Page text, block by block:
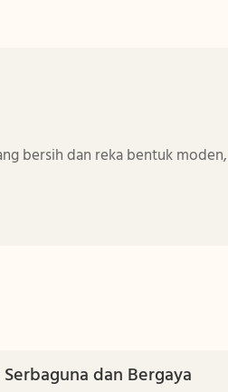
bersih dan reka bentuk
dan Bergaya